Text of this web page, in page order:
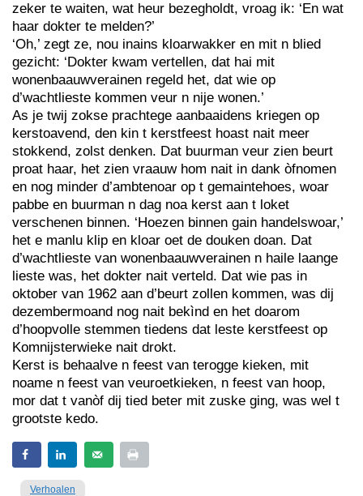
zeker te waiten, wat heur bezegholdt, vroag ik: ‘En wat
haar dokter te melden?’
‘Oh,’ zegt ze, nou inains kloarwakker en mit n blied
gezicht: ‘Dokter kwam vertellen, dat hai mit
wonenbaauwverainen regeld het, dat wie op
d’wachtlieste kommen veur n nije wonen.’
As je twij zokse prachtege aanbaaidens kriegen op
kerstoavend, den kin t kerstfeest hoast nait meer
stokkend, zolst denken. Dat buurman veur zien beurt
proat haar, het zien vraauw hom nait in dank òfnomen
en nog minder d’ambtenoar op t gemaintehoes, woar
pabbe en buurman n dag noa kerst aan t loket
verschenen binnen. ‘Hoezen binnen gain handelswoar,’
het e manlu klip en kloar oet de douken doan. Dat
d’wachtlieste van wonenbaauwverainen n haile laange
lieste was, het dokter nait verteld. Dat wie pas in
oktober van 1962 aan d’beurt zollen kommen, was dij
dezembermoand nog nait bekìnd en het doarom
d’hoopvolle stemmen tiedens dat leste kerstfeest op
Komnijsterwieke nait drokt.
Kerst is behaalve n feest van terogge kieken, mit
noame n feest van veuroetkieken, n feest van hoop,
mor dat t vanòf dij tied beter mit zuske ging, was wel t
grootste kedo.
Verhoalen